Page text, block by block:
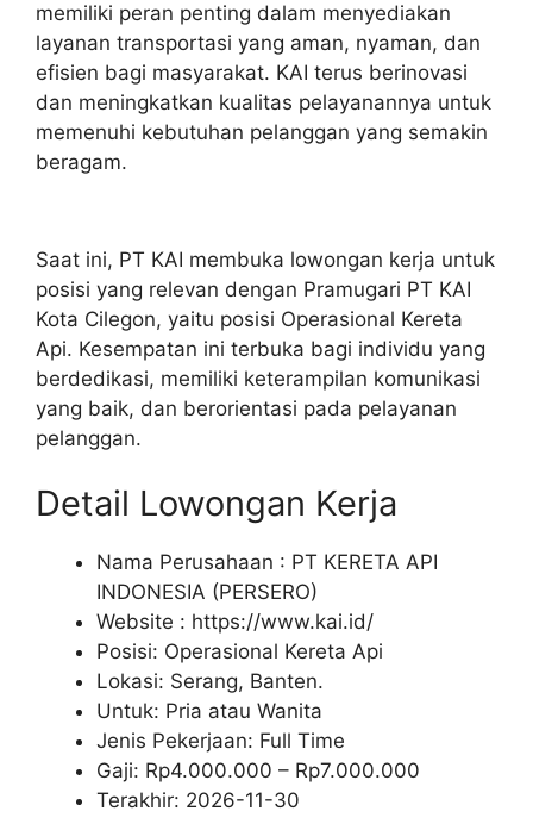
memiliki peran penting dalam menyediakan
layanan transportasi yang aman, nyaman, dan
efisien bagi masyarakat. KAI terus berinovasi
dan meningkatkan kualitas pelayanannya untuk
memenuhi kebutuhan pelanggan yang semakin
beragam.
Saat ini, PT KAI membuka lowongan kerja untuk
posisi yang relevan dengan Pramugari PT KAI
Kota Cilegon, yaitu posisi Operasional Kereta
Api. Kesempatan ini terbuka bagi individu yang
berdedikasi, memiliki keterampilan komunikasi
yang baik, dan berorientasi pada pelayanan
pelanggan.
Detail Lowongan Kerja
Nama Perusahaan : PT KERETA API
INDONESIA (PERSERO)
Website : https://www.kai.id/
Posisi: Operasional Kereta Api
Lokasi: Serang, Banten.
Untuk: Pria atau Wanita
Jenis Pekerjaan: Full Time
Gaji: Rp4.000.000 – Rp7.000.000
Terakhir: 2026-11-30